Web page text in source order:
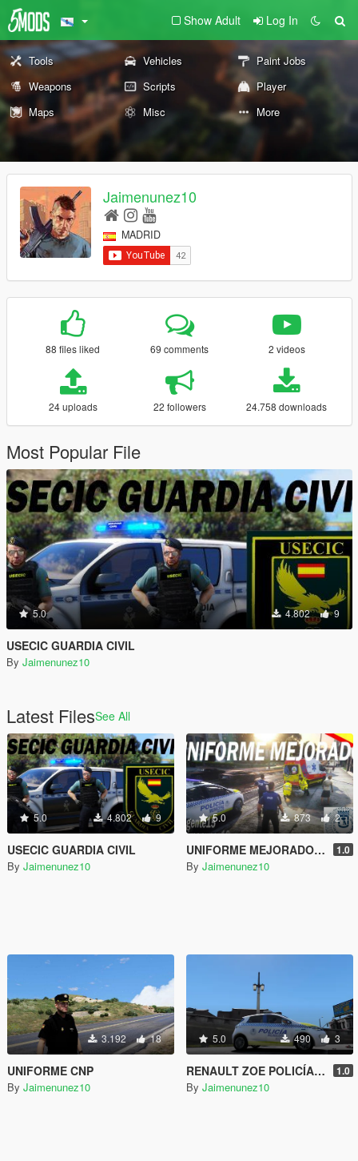
Show Adult Log In
Tools Vehicles
Paint Jobs
Weapons
Scripts
Player
Maps
Misc More
Jaimenunez10
MADRID
88 files liked 69 comments 2 videos
24 uploads 22 followers 24.758 downloads
Most Popular File
5.0 4.802 9
USECIC GUARDIA CIVIL
By Jaimenunez10
Latest FilesSee All
5.0 4.802 9
USECIC GUARDIA CIVIL
By Jaimenunez10
5.0 873 2
UNIFORME MEJORADO POLICÍA MUNICIPAL DE MADRID 1.0
By Jaimenunez10
3.192 18
UNIFORME CNP
By Jaimenunez10
5.0 490 3
RENAULT ZOE POLICÍA MUNICIPAL MADRID 1.0
By Jaimenunez10